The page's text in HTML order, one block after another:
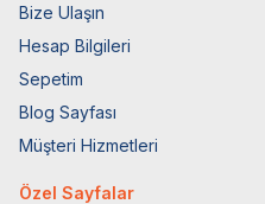
Bize Ulaşın
Hesap Bilgileri
Sepetim
Blog Sayfası
Müşteri Hizmetleri
Özel Sayfalar